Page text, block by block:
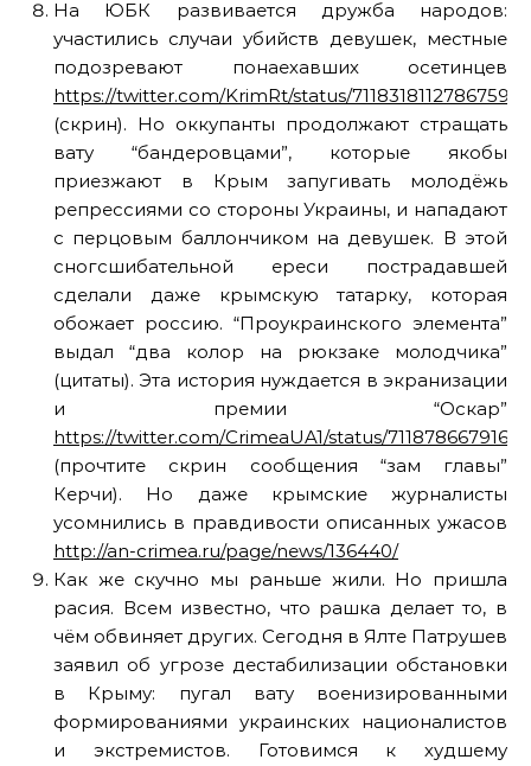
На ЮБК развивается дружба народов:
участились случаи убийств девушек, местные
подозревают понаехавших осетинцев
https://twitter.com/KrimRt/status/711831811278675970
(скрин). Но оккупанты продолжают стращать
вату “бандеровцами”, которые якобы
приезжают в Крым запугивать молодёжь
репрессиями со стороны Украины, и нападают
с перцовым баллончиком на девушек. В этой
сногсшибательной ереси пострадавшей
сделали даже крымскую татарку, которая
обожает россию. “Проукраинского элемента”
выдал “два колор на рюкзаке молодчика”
(цитаты). Эта история нуждается в экранизации
и премии “Оскар”
https://twitter.com/CrimeaUA1/status/
(прочтите скрин сообщения “зам главы”
Керчи). Но даже крымские журналисты
усомнились в правдивости описанных ужасов
http://an-crimea.ru/page/news/136440/
Как же скучно мы раньше жили. Но пришла
расия. Всем известно, что рашка делает то, в
чём обвиняет других. Сегодня в Ялте Патрушев
заявил об угрозе дестабилизации обстановки
в Крыму: пугал вату военизированными
формированиями украинских националистов
и экстремистов. Готовимся к худшему